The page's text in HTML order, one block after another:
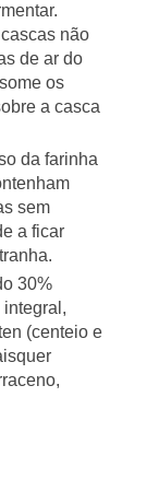
não
de ar do
os
a casca
da farinha
sem
a ficar
30%
(centeio e